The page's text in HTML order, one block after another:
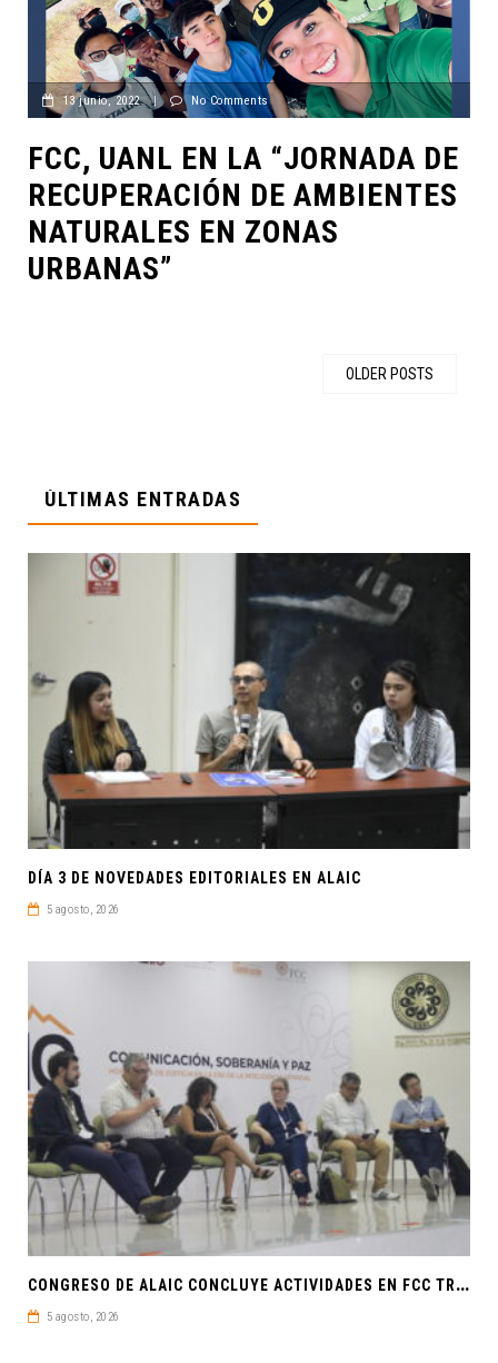
13 junio, 2022 | No Comments
FCC, UANL EN LA “JORNADA DE
RECUPERACIÓN DE AMBIENTES
NATURALES EN ZONAS
URBANAS”
OLDER POSTS
ÚLTIMAS ENTRADAS
DÍA 3 DE NOVEDADES EDITORIALES EN ALAIC
5 agosto, 2026
C
ONGRESO DE ALAIC CONCLUYE ACTIVIDADES EN FCC TRAS UNA SEMANA LLENA DE CONOCIMIENTO Y REFLEXIÓN
5 agosto, 2026